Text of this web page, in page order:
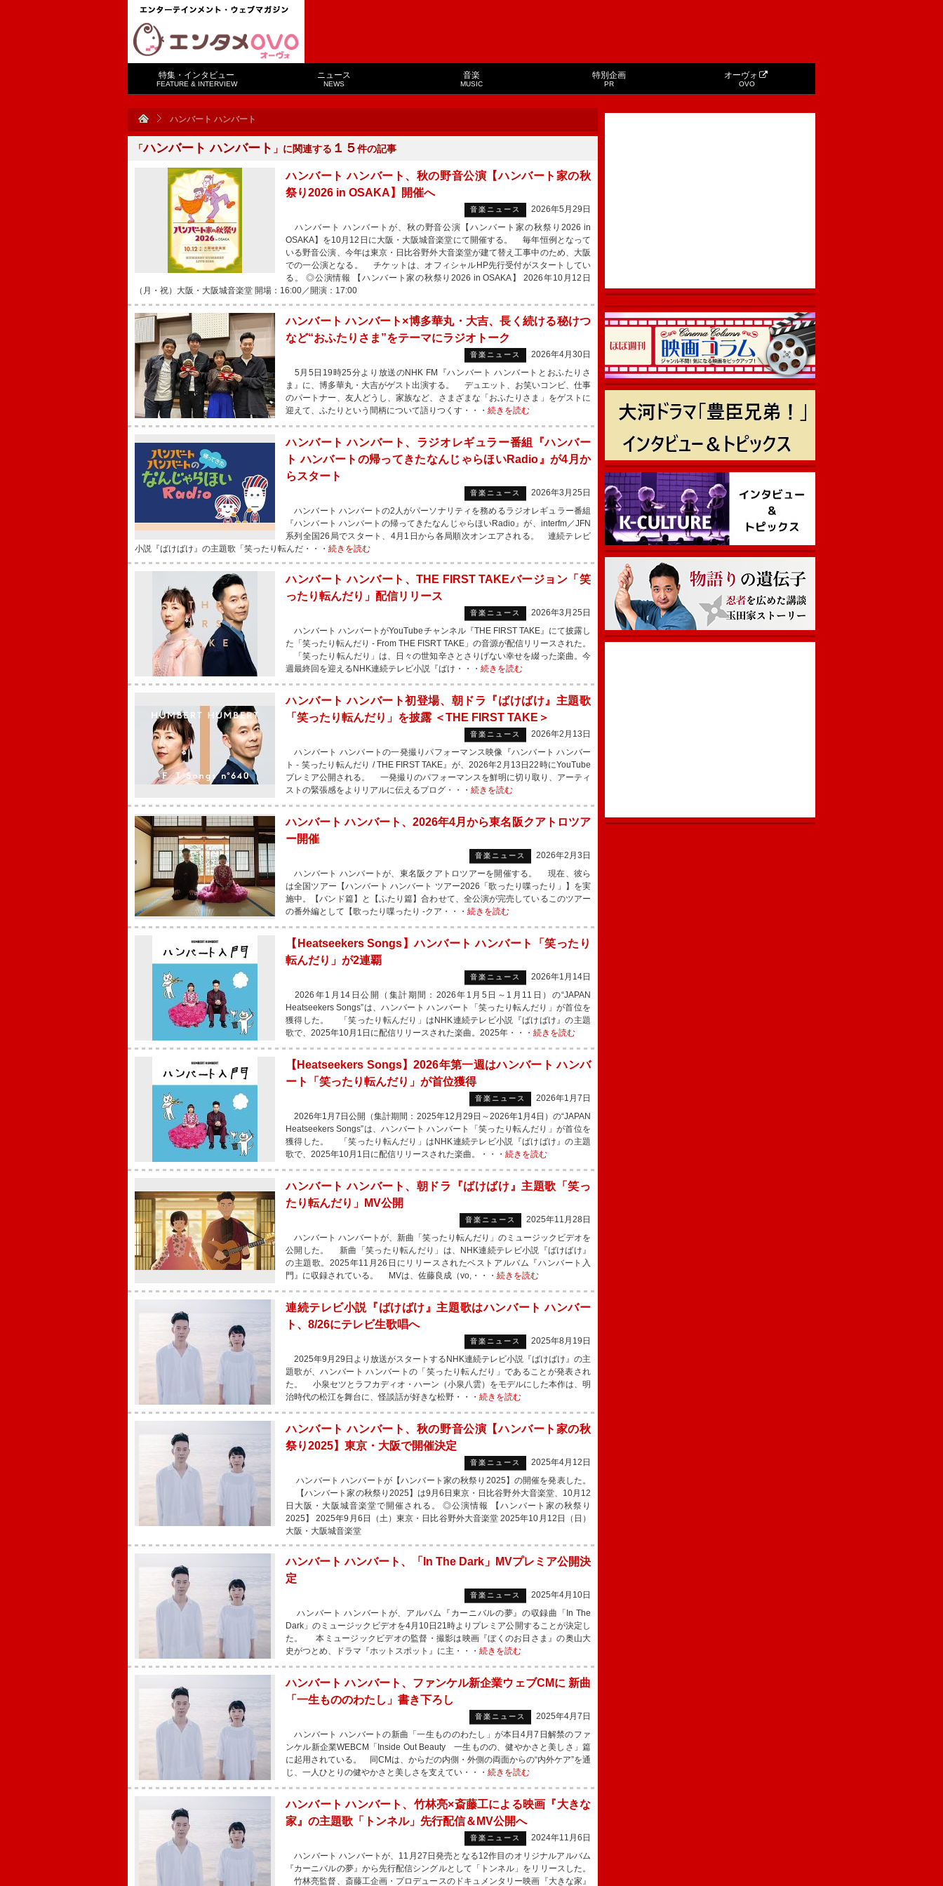
特集・インタビュー
FEATURE & INTERVIEW
ニュース
NEWS
音楽
MUSIC
特別企画
PR
オーヴォ
OVO
ハンバート ハンバート
「ハンバート ハンバート 」に関連する １５件の記事
ハンバート ハンバート、秋の野音公演【ハンバート家の秋
祭り2026 in OSAKA】開催へ
音楽ニュース
2026年5月29日
ハンバート ハンバートが、秋の野音公演【ハンバート家の秋祭り2026 in
OSAKA】を10月12日に大阪・大阪城音楽堂にて開催する。 毎年恒例となって
いる野音公演、今年は東京・日比谷野外大音楽堂が建て替え工事中のため、大阪
での一公演となる。 チケットは、オフィシャルHP先行受付がスタートしてい
る。 ◎公演情報 【ハンバート家の秋祭り2026 in OSAKA】 2026年10月12日
（月・祝）大阪・大阪城音楽堂 開場：16:00／開演：17:00
ハンバート ハンバート×博多華丸・大吉、長く続ける秘けつ
など“おふたりさま”をテーマにラジオトーク
音楽ニュース
2026年4月30日
5月5日19時25分より放送のNHK FM『ハンバート ハンバートとおふたりさ
ま』に、博多華丸・大吉がゲスト出演する。 デュエット、お笑いコンビ、仕事
のパートナー、友人どうし、家族など、さまざまな「おふたりさま」をゲストに
迎えて、ふたりという間柄について語りつくす・・・ 続きを読む
ハンバート ハンバート、ラジオレギュラー番組『ハンバー
ト ハンバートの帰ってきたなんじゃらほいRadio』が4月か
らスタート
音楽ニュース
2026年3月25日
ハンバート ハンバートの2人がパーソナリティを務めるラジオレギュラー番組
『ハンバート ハンバートの帰ってきたなんじゃらほいRadio』が、interfm／JFN
系列全国26局でスタート、4月1日から各局順次オンエアされる。 連続テレビ
小説『ばけばけ』の主題歌「笑ったり転んだ・・・ 続きを読む
ハンバート ハンバート、THE FIRST TAKEバージョン「笑
ったり転んだり」配信リリース
音楽ニュース
2026年3月25日
ハンバート ハンバートがYouTubeチャンネル『THE FIRST TAKE』にて披露し
た「笑ったり転んだり - From THE FISRT TAKE」の音源が配信リリースされた。
「笑ったり転んだり」は、日々の世知辛さとさりげない幸せを綴った楽曲。今
週最終回を迎えるNHK連続テレビ小説『ばけ・・・ 続きを読む
ハンバート ハンバート初登場、朝ドラ『ばけばけ』主題歌
「笑ったり転んだり」を披露 ＜THE FIRST TAKE＞
音楽ニュース
2026年2月13日
ハンバート ハンバートの一発撮りパフォーマンス映像『ハンバート ハンバー
ト - 笑ったり転んだり / THE FIRST TAKE』が、2026年2月13日22時にYouTube
プレミア公開される。 一発撮りのパフォーマンスを鮮明に切り取り、アーティ
ストの緊張感をよりリアルに伝えるプログ・・・ 続きを読む
ハンバート ハンバート、2026年4月から東名阪クアトロツア
ー開催
音楽ニュース
2026年2月3日
ハンバート ハンバートが、東名阪クアトロツアーを開催する。 現在、彼ら
は全国ツアー【ハンバート ハンバート ツアー2026「歌ったり喋ったり」】を実
施中。【バンド篇】と【ふたり篇】合わせて、全公演が完売しているこのツアー
の番外編として【歌ったり喋ったり -クア・・・ 続きを読む
【Heatseekers Songs】ハンバート ハンバート「笑ったり
転んだり」が2連覇
音楽ニュース
2026年1月14日
2026年1月14日公開（集計期間：2026年1月5日～1月11日）の“JAPAN
Heatseekers Songs”は、ハンバート ハンバート「笑ったり転んだり」が首位を
獲得した。 「笑ったり転んだり」はNHK連続テレビ小説『ばけばけ』の主題
歌で、2025年10月1日に配信リリースされた楽曲。2025年・・・ 続きを読む
【Heatseekers Songs】2026年第一週はハンバート ハンバ
ート「笑ったり転んだり」が首位獲得
音楽ニュース
2026年1月7日
2026年1月7日公開（集計期間：2025年12月29日～2026年1月4日）の“JAPAN
Heatseekers Songs”は、ハンバート ハンバート「笑ったり転んだり」が首位を
獲得した。 「笑ったり転んだり」はNHK連続テレビ小説『ばけばけ』の主題
歌で、2025年10月1日に配信リリースされた楽曲。・・・ 続きを読む
ハンバート ハンバート、朝ドラ『ばけばけ』主題歌「笑っ
たり転んだり」MV公開
音楽ニュース
2025年11月28日
ハンバート ハンバートが、新曲「笑ったり転んだり」のミュージックビデオを
公開した。 新曲「笑ったり転んだり」は、NHK連続テレビ小説『ばけばけ』
の主題歌。2025年11月26日にリリースされたベストアルバム『ハンバート入
門』に収録されている。 MVは、佐藤良成（vo,・・・ 続きを読む
連続テレビ小説『ばけばけ』主題歌はハンバート ハンバー
ト、8/26にテレビ生歌唱へ
音楽ニュース
2025年8月19日
2025年9月29日より放送がスタートするNHK連続テレビ小説『ばけばけ』の主
題歌が、ハンバート ハンバートの「笑ったり転んだり」であることが発表され
た。 小泉セツとラフカディオ・ハーン（小泉八雲）をモデルにした本作は、明
治時代の松江を舞台に、怪談話が好きな松野・・・ 続きを読む
ハンバート ハンバート、秋の野音公演【ハンバート家の秋
祭り2025】東京・大阪で開催決定
音楽ニュース
2025年4月12日
ハンバート ハンバートが【ハンバート家の秋祭り2025】の開催を発表した。
【ハンバート家の秋祭り2025】は9月6日東京・日比谷野外大音楽堂、10月12
日大阪・大阪城音楽堂で開催される。 ◎公演情報 【ハンバート家の秋祭り
2025】 2025年9月6日（土）東京・日比谷野外大音楽堂 2025年10月12日（日）
大阪・大阪城音楽堂
ハンバート ハンバート、「In The Dark」MVプレミア公開決
定
音楽ニュース
2025年4月10日
ハンバート ハンバートが、アルバム『カーニバルの夢』の収録曲「In The
Dark」のミュージックビデオを4月10日21時よりプレミア公開することが決定し
た。 本ミュージックビデオの監督・撮影は映画『ぼくのお日さま』の奥山大
史がつとめ、ドラマ『ホットスポット』に主・・・ 続きを読む
ハンバート ハンバート、ファンケル新企業ウェブCMに 新曲
「一生もののわたし」書き下ろし
音楽ニュース
2025年4月7日
ハンバート ハンバートの新曲「一生もののわたし」が本日4月7日解禁のファ
ンケル新企業WEBCM「Inside Out Beauty 一生ものの、健やかさと美しさ」篇
に起用されている。 同CMは、からだの内側・外側の両面からの“内外ケア”を通
じ、一人ひとりの健やかさと美しさを支えてい・・・ 続きを読む
ハンバート ハンバート、竹林亮×斎藤工による映画『大きな
家』の主題歌「トンネル」先行配信＆MV公開へ
音楽ニュース
2024年11月6日
ハンバート ハンバートが、11月27日発売となる12作目のオリジナルアルバム
『カーニバルの夢』から先行配信シングルとして「トンネル」をリリースした。
竹林亮監督、斎藤工企画・プロデュースのドキュメンタリー映画『大きな家』